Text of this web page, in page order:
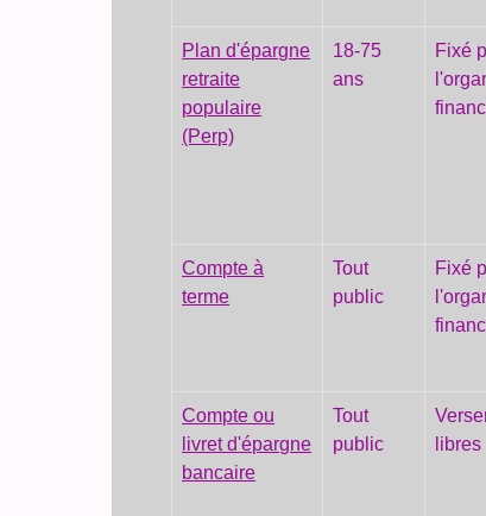
Plan d'épargne
retraite
populaire
(Perp)
18-75
ans
Fixé
Compte à
terme
Tout
public
Fixé
Compte ou
livret d'épargne
bancaire
Tout
public
libres